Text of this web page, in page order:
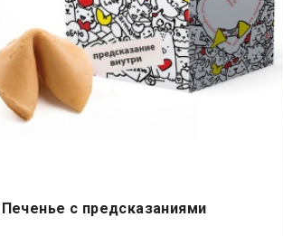
Печенье с предсказаниями